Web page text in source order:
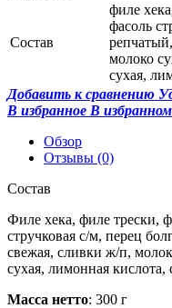
Состав
филе
фасоль
молоко
сухая,
Добавить к сравнению
В избранное В избранном
Обзор
Отзывы (0)
Состав
Филе хека, филе трески,
стручковая с/м, перец
свежая, сливки ж/п,
сухая, лимонная кислота,
Масса нетто: 300 г